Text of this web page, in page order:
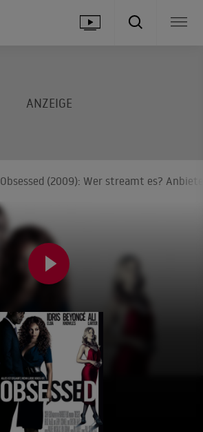
Obsessed (2009): Wer streamt es?